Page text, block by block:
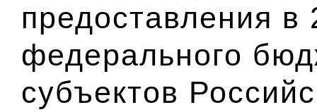
предоставления в
федерального
субъектов